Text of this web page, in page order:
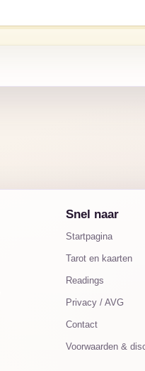
Snel naar
Startpagina
Tarot en kaarten
Readings
Privacy / AVG
Contact
Voorwaarden &